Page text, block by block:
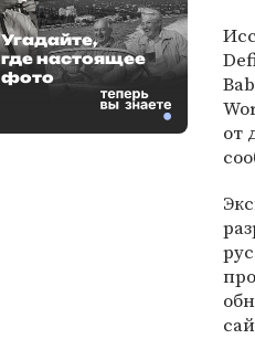
от
Угадайте,
где настоящее
фото